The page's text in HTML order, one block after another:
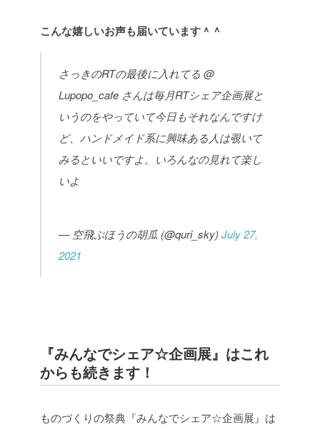
こんな嬉しいお声も届いています＾＾
さっきのRTの最後に入れてる @
Lupopo_cafe さんは毎月RTシェア企画展と
いうのをやっていて今日もそれなんですけ
ど、ハンドメイド系に興味ある人は覗いて
みるといいですよ。いろんなの見れて楽し
いよ
— 空飛ぶほうの胡瓜 (@quri_sky) July 27,
2021
『みんなでシェア☆企画展』はこれ
からも続きます！
ものづくりの祭典『みんなでシェア☆企画展』は